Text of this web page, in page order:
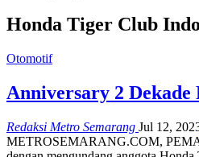
Honda Tiger Club
Otomotif
Anniversary 2
Redaksi Metro Semarang Jul 12,
METROSEMARANG.COM,